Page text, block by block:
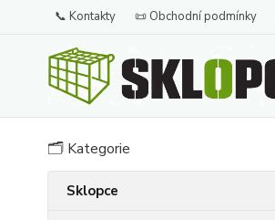
📞 Kontakty 📜 Obchodní podmínky
🗂️ Kategorie
Sklopce